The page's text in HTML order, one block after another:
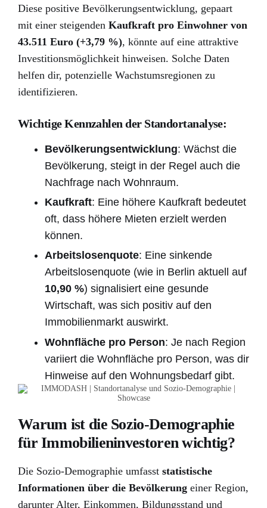
Diese positive Bevölkerungsentwicklung, gepaart
mit einer steigenden Kaufkraft pro Einwohner von
43.511 Euro (+3,79 %), könnte auf eine attraktive
Investitionsmöglichkeit hinweisen. Solche Daten
helfen dir, potenzielle Wachstumsregionen zu
identifizieren.
Wichtige Kennzahlen der Standortanalyse:
Bevölkerungsentwicklung: Wächst die
Bevölkerung, steigt in der Regel auch die
Nachfrage nach Wohnraum.
Kaufkraft: Eine höhere Kaufkraft bedeutet
oft, dass höhere Mieten erzielt werden
können.
Arbeitslosenquote: Eine sinkende
Arbeitslosenquote (wie in Berlin aktuell auf
10,90 %) signalisiert eine gesunde
Wirtschaft, was sich positiv auf den
Immobilienmarkt auswirkt.
Wohnfläche pro Person: Je nach Region
variiert die Wohnfläche pro Person, was dir
Hinweise auf den Wohnungsbedarf gibt.
Warum ist die Sozio-Demographie
für Immobilieninvestoren wichtig?
Die Sozio-Demographie umfasst statistische
Informationen über die Bevölkerung einer Region,
darunter Alter, Einkommen, Bildungsstand und